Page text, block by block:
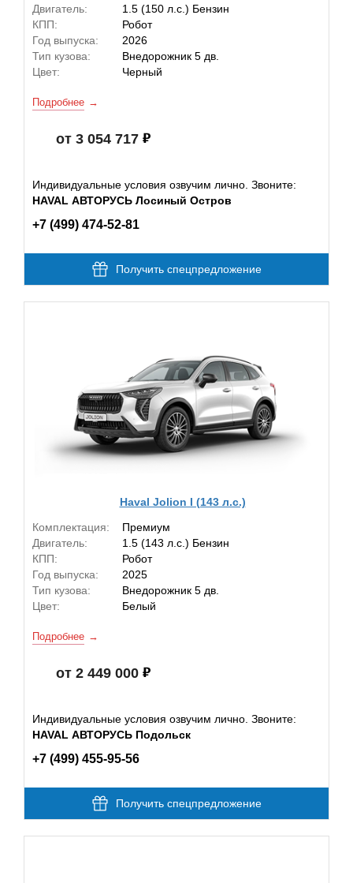
Двигатель:
1.5 (150 л.с.) Бензин
КПП:
Робот
Год выпуска:
2026
Тип кузова:
Внедорожник 5 дв.
Цвет:
Черный
Подробнее
от 3 054 717
Индивидуальные условия озвучим лично. Звоните:
HAVAL АВТОРУСЬ Лосиный Остров
+7 (499) 474-52-81
Получить спецпредложение
Haval Jolion I (143 л.с.)
Комплектация:
Премиум
Двигатель:
1.5 (143 л.с.) Бензин
КПП:
Робот
Год выпуска:
2025
Тип кузова:
Внедорожник 5 дв.
Цвет:
Белый
Подробнее
от 2 449 000
Индивидуальные условия озвучим лично. Звоните:
HAVAL АВТОРУСЬ Подольск
+7 (499) 455-95-56
Получить спецпредложение